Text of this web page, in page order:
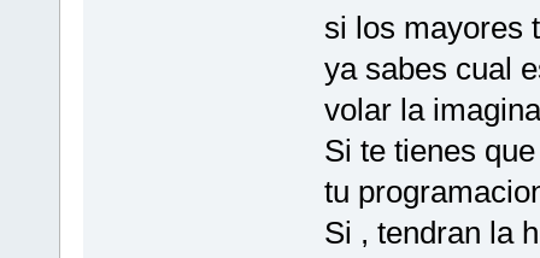
si los mayores
ya sabes cual
volar la
Si te tienes
tu
Si , tendran la